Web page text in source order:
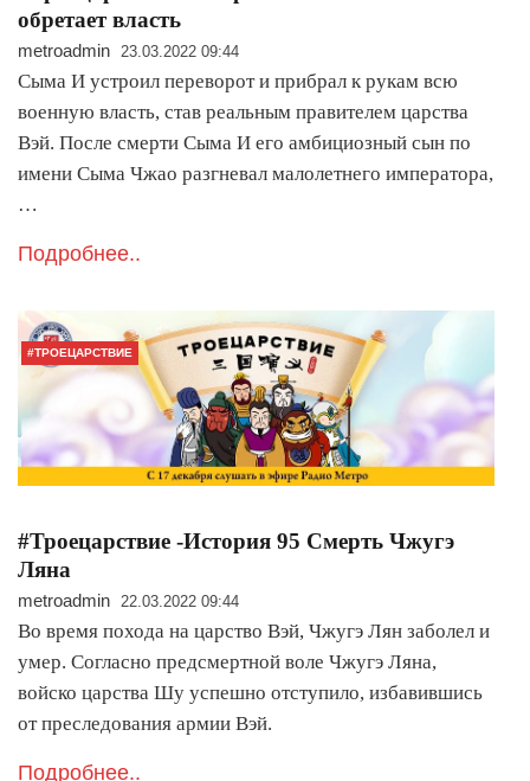
обретает власть
metroadmin 23.03.2022 09:44
Сыма И устроил переворот и прибрал к рукам всю
военную власть, став реальным правителем царства
Вэй. После смерти Сыма И его амбициозный сын по
имени Сыма Чжао разгневал малолетнего императора,
…
Подробнее..
#ТРОЕЦАРСТВИЕ
#Троецарствие -История 95 Смерть Чжугэ
Ляна
metroadmin 22.03.2022 09:44
Во время похода на царство Вэй, Чжугэ Лян заболел и
умер. Согласно предсмертной воле Чжугэ Ляна,
войско царства Шу успешно отступило, избавившись
от преследования армии Вэй.
Подробнее..